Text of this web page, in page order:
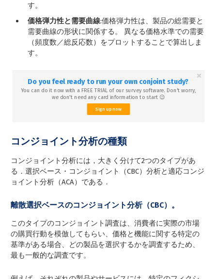
す。
価格弾力性と需要曲線:価格弾力性は、製品の総需要と
需要曲線の形状に関係する。 異なる価格水準での需要
（頻度数／総反応数）をプロットすることで算出しま
す。
Do you feel ready to run your own conjoint study?
You can do it now with a FREE TRIAL of our survey software. Don't worry,
we don't need any card information to start 😉
Sign up now
コンジョイント分析の種類
コンジョイント分析には，大きく分けて2つのタイプがあ
る．選択ベース・コンジョイント（CBC）分析と適応コンジ
ョイント分析（ACA）である．
離散選択ベースのコンジョイント分析（CBC）。
このタイプのコンジョイント調査は、消費者に実際の市場
の購買行動を模倣してもらい、価格と機能に関する特定の
基準がある場合、どの製品を選択するかを調査するため、
最も一般的な調査です。